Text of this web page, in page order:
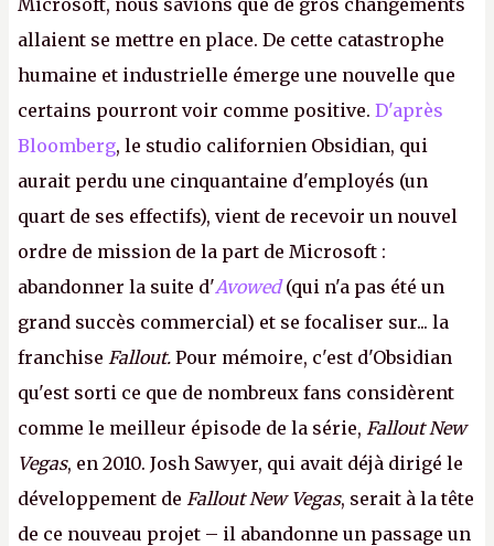
Microsoft, nous savions que de gros changements
allaient se mettre en place. De cette catastrophe
humaine et industrielle émerge une nouvelle que
certains pourront voir comme positive. D'après
Bloomberg, le studio californien Obsidian, qui
aurait perdu une cinquantaine d'employés (un
quart de ses effectifs), vient de recevoir un nouvel
ordre de mission de la part de Microsoft :
abandonner la suite d'Avowed(qui n'a pas été un
grand succès commercial) et se focaliser sur... la
franchise Fallout. Pour mémoire, c'est d'Obsidian
qu'est sorti ce que de nombreux fans considèrent
comme le meilleur épisode de la série, Fallout New
Vegas, en 2010. Josh Sawyer, qui avait déjà dirigé le
développement de Fallout New Vegas, serait à la tête
de ce nouveau projet – il abandonne un passage un